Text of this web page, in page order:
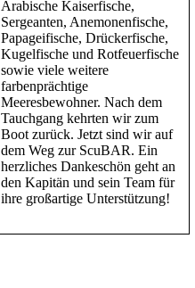
Arabische Kaiserfische,
Sergeanten, Anemonenfische,
Papageifische, Drückerfische,
Kugelfische und Rotfeuerfische
sowie viele weitere
farbenprächtige
Meeresbewohner. Nach dem
Tauchgang kehrten wir zum
Boot zurück. Jetzt sind wir auf
dem Weg zur ScuBAR. Ein
herzliches Dankeschön geht an
den Kapitän und sein Team für
ihre großartige Unterstützung!